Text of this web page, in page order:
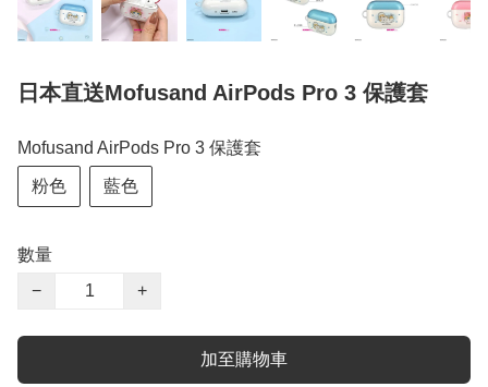
日本直送Mofusand AirPods Pro 3 保護套
Mofusand AirPods Pro 3 保護套
粉色 藍色
數量
−
+
加至購物車